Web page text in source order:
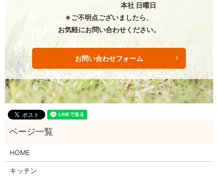
本社 日曜日
※ご不明点ございましたら、
お気軽にお問い合わせください。
お問い合わせフォーム
HOME
キッチン